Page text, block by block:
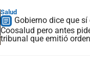
Salud
Gobierno dice que sí
Coosalud pero antes
tribunal que emitió orden